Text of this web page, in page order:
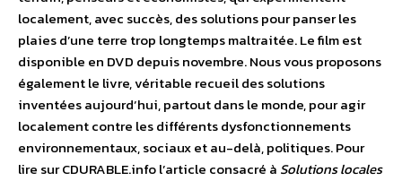
localement, avec succès, des solutions pour panser les
plaies d’une terre trop longtemps maltraitée. Le film est
disponible en DVD depuis novembre. Nous vous proposons
également le livre, véritable recueil des solutions
inventées aujourd’hui, partout dans le monde, pour agir
localement contre les différents dysfonctionnements
environnementaux, sociaux et au-delà, politiques. Pour
lire sur CDURABLE.info l’article consacré à Solutions locales